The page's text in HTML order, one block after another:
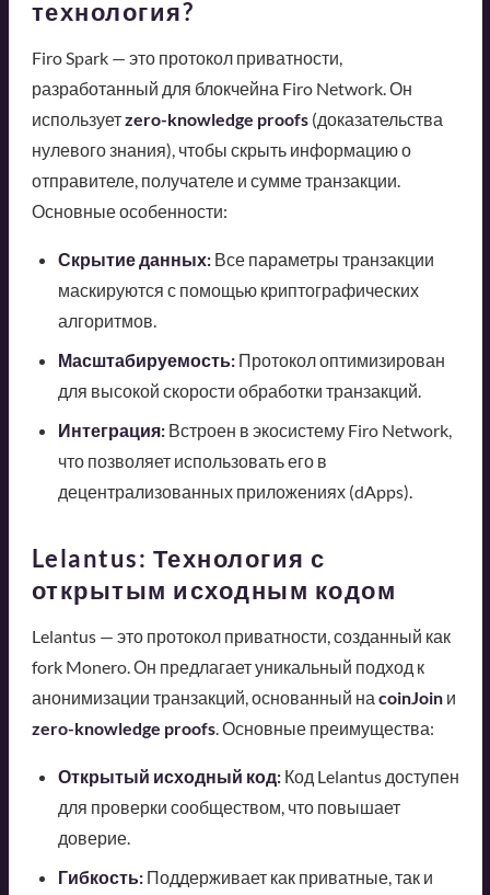
технология?
Firo Spark — это протокол приватности,
разработанный для блокчейна Firo Network. Он
используетzero-knowledge proofs(доказательства
нулевого знания), чтобы скрыть информацию о
отправителе, получателе и сумме транзакции.
Основные особенности:
Скрытие данных:Все параметры транзакции
маскируются с помощью криптографических
алгоритмов.
Масштабируемость:Протокол оптимизирован
для высокой скорости обработки транзакций.
Интеграция:Встроен в экосистему Firo Network,
что позволяет использовать его в
децентрализованных приложениях (dApps).
Lelantus: Технология с
открытым исходным кодом
Lelantus — это протокол приватности, созданный как
fork Monero. Он предлагает уникальный подход к
анонимизации транзакций, основанный на coinJoinи
zero-knowledge proofs. Основные преимущества:
Открытый исходный код:Код Lelantus доступен
для проверки сообществом, что повышает
доверие.
Гибкость:Поддерживает как приватные, так и